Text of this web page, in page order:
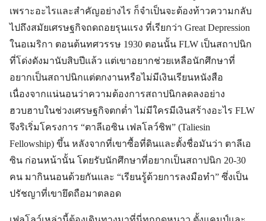
เพราะอะไรและสำคัญอย่างไร ก็จำเป็นจะต้องท้าวความกลับ
ไปถึงสมัยเศรษฐกิจถดถอยรุนแรง ที่เรียกว่า Great Depression
ในอเมริกา ตอนต้นทศวรรษ 1930 ตอนนั้น FLW เป็นสถาปนิก
ที่โด่งดังมานับสิบปีแล้ว แต่เขาอยากช่วยเหลือนักศึกษาที่
อยากเป็นสถาปนิกแต่ตกงานหรือไม่มีเงินเรียนหนังสือ
เนื่องจากแน่นอนว่าความต้องการสถาปนิกลดลงอย่าง
ฮวบฮาบในช่วงเศรษฐกิจตกต่ำ ไม่มีใครมีเงินสร้างอะไร FLW
จึงริเริ่มโครงการ “ตาลีเอซิน เฟลโลว์ชิพ” (Taliesin
Fellowship) ขึ้น หลังจากที่เขาซื้อที่ดินและตั้งชื่อมันว่า ตาลีเอ
ซิน ก่อนหน้านั้น โดยรับนักศึกษาที่อยากเป็นสถาปนิก 20-30
คน มากินนอนด้วยกันและ “เรียนรู้ด้วยการลงมือทำ” ซึ่งเป็น
ปรัชญาที่เขายึดถือมาตลอด